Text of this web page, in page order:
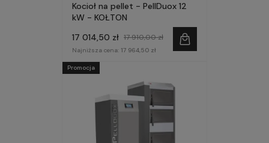
Kocioł na pellet - PellDuox 12
kW - KOŁTON
17 014,50 zł 17 910,00 zł
Najniższa cena: 17 964,50 zł
Promocja